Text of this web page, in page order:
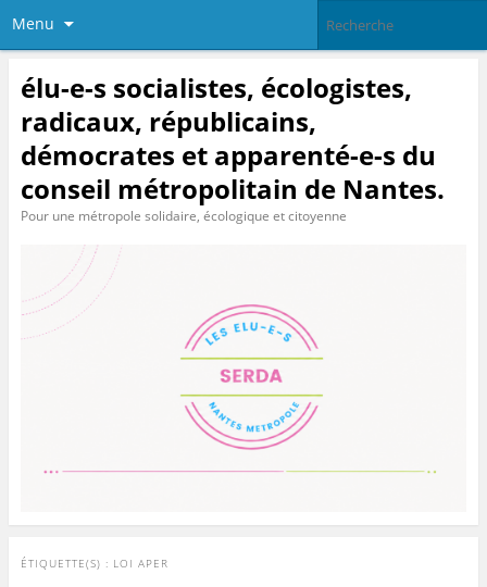
Menu
élu-e-s socialistes, écologistes,
radicaux, républicains,
démocrates et apparenté-e-s du
conseil métropolitain de Nantes.
Pour une métropole solidaire, écologique et citoyenne
ÉTIQUETTE(S) : LOI APER